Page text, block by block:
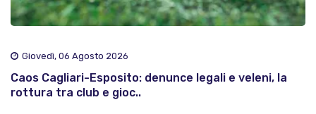
Giovedì, 06 Agosto 2026
Caos Cagliari-Esposito: denunce legali e veleni, la
rottura tra club e gioc..